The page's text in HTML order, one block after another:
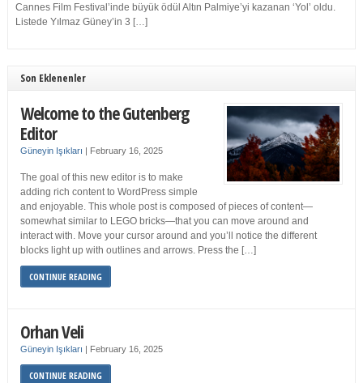
Cannes Film Festival’inde büyük ödül Altın Palmiye’yi kazanan ‘Yol’ oldu.
Listede Yılmaz Güney’in 3 […]
Son Eklenenler
Welcome to the Gutenberg
Editor
Güneyin Işıkları | February 16, 2025
The goal of this new editor is to make
adding rich content to WordPress simple
and enjoyable. This whole post is composed of pieces of content—
somewhat similar to LEGO bricks—that you can move around and
interact with. Move your cursor around and you’ll notice the different
blocks light up with outlines and arrows. Press the […]
CONTINUE READING
Orhan Veli
Güneyin Işıkları | February 16, 2025
CONTINUE READING